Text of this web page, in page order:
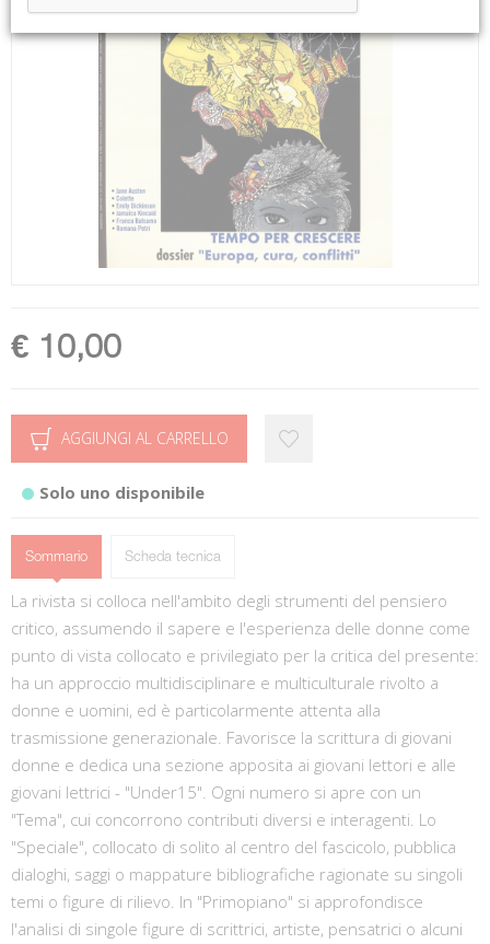
€ 10,00
AGGIUNGI AL CARRELLO
Solo uno disponibile
Sommario Scheda tecnica
La rivista si colloca nell'ambito degli strumenti del pensiero
critico, assumendo il sapere e l'esperienza delle donne come
punto di vista collocato e privilegiato per la critica del presente:
ha un approccio multidisciplinare e multiculturale rivolto a
donne e uomini, ed è particolarmente attenta alla
trasmissione generazionale. Favorisce la scrittura di giovani
donne e dedica una sezione apposita ai giovani lettori e alle
giovani lettrici - "Under15". Ogni numero si apre con un
"Tema", cui concorrono contributi diversi e interagenti. Lo
"Speciale", collocato di solito al centro del fascicolo, pubblica
dialoghi, saggi o mappature bibliografiche ragionate su singoli
temi o figure di rilievo. In "Primopiano" si approfondisce
l'analisi di singole figure di scrittrici, artiste, pensatrici o alcuni